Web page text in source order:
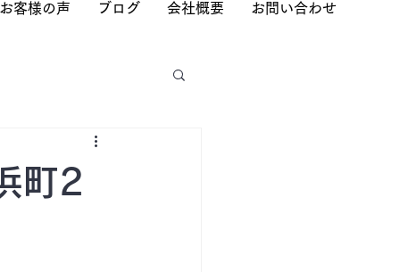
客様の声 ブログ 会社概要 お問い合わせ
町2